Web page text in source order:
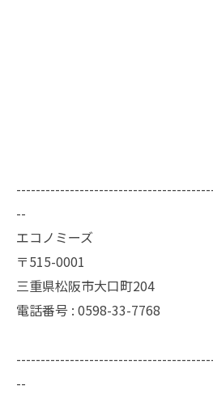
--
エコノミーズ
〒515-0001
三重県松阪市大口町204
電話番号 : 0598-33-7768
--